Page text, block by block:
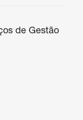
de Gestão